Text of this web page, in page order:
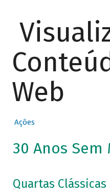
Web
Ações
30 Anos Sem
Quartas Clássicas